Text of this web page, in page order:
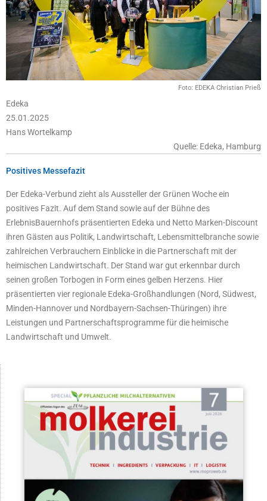
Foto: EDEKA Christian Prieß
Edeka
25.01.2025
Hans Wortelkamp
Quelle: Edeka, Hamburg
Positives Messefazit
Der Edeka-Verbund zieht als Aussteller der Grünen Woche ein
positives Fazit. Auf dem Stand sowie auf der Bühne des
ErlebnisBauernhofs präsentierten Edeka und Netto Marken-Discount
ihren Gästen aus Politik, Landwirtschaft, Lebensmittelbranche sowie
zahlreichen Verbrauchern Einblicke in die Partnerschaft mit der
heimischen Landwirtschaft. Der Stand war gut erkennbar durch
seinen großen Torbogen in Form eines gelben Herzens. Hier
präsentierten vier regionale Edeka-Großhandlungen (Nord, Südwest,
Minden-Hannover und Nordbayern-Sachsen-Thüringen) ihre
Leistungen und Partnerschaftsprogramme für die heimische
Landwirtschaft und Umwelt.